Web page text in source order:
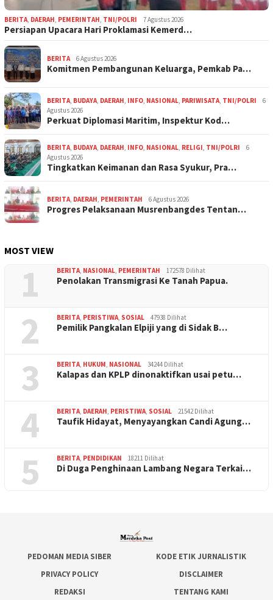
BERITA DAERAH PEMERINTAH TNI/POLRI 7 Agustus 2026
Persiapan Upacara Hari Proklamasi Kemerd…
BERITA 6 Agustus 2026
Komitmen Pembangunan Keluarga, Pemkab Pa…
BERITA BUDAYA DAERAH INFO NASIONAL PARIWISATA TNI/POLRI
6
Agustus 2026
Perkuat Diplomasi Maritim, Inspektur Kod…
BERITA BUDAYA DAERAH INFO NASIONAL RELIGI TNI/POLRI
6
Agustus 2026
Tingkatkan Keimanan dan Rasa Syukur, Pra…
BERITA DAERAH PEMERINTAH 6 Agustus 2026
Progres Pelaksanaan Musrenbangdes Tentan…
MOST VIEW
1 BERITA NASIONAL PEMERINTAH 172578 Dilihat
Penolakan Transmigrasi Ke Tanah Papua.
2 BERITA PERISTIWA SOSIAL 47938 Dilihat
Pemilik Pangkalan Elpiji yang di Sidak B…
3 BERITA HUKUM NASIONAL 34244 Dilihat
Kalapas dan KPLP dinonaktifkan usai petu…
4 BERITA DAERAH PERISTIWA SOSIAL 21542 Dilihat
Taufik Hidayat, Menyayangkan Candi Agung…
5 BERITA PENDIDIKAN 18211 Dilihat
Di Duga Penghinaan Lambang Negara Terkai…
PEDOMAN MEDIA SIBER
KODE ETIK JURNALISTIK
PRIVACY POLICY
DISCLAIMER
REDAKSI
TENTANG KAMI